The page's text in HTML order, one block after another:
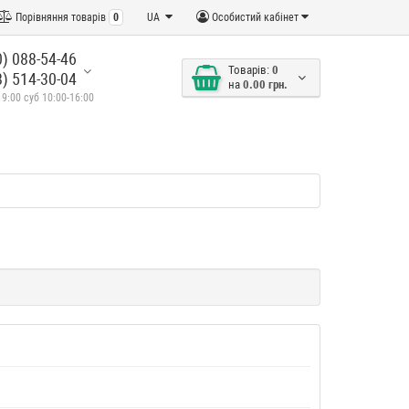
Особистий кабінет
UA
Порівняння товарів 0
088-54-46
514-30-04
суб 10:00-16:00
Товарів: 0
на 0.00 грн.